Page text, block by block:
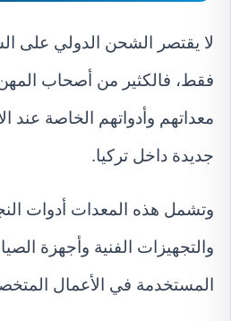
لا يقتصر الشحن الدولي على
فقط، فالكثير من أصحاب
معداتهم وأدواتهم الخاصة عند
جديدة داخل تركيا.
وتشمل هذه المعدات أدوات
والتجهيزات الفنية وأجهزة
المستخدمة في الأعمال